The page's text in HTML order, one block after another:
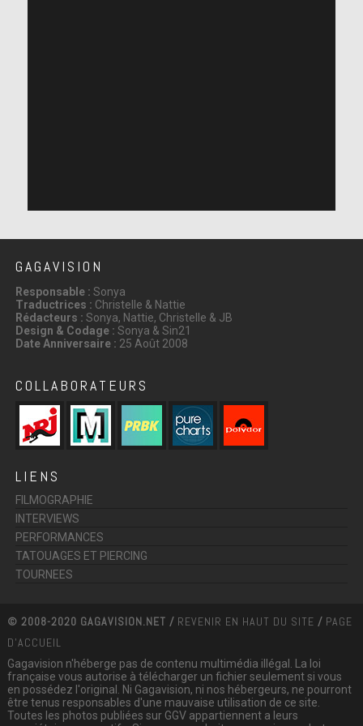
GAGAVISION
Responsable : Sonya
Traductrices : Christelle & Nattie
Rédacteurs : Sonya, Nattie, Christelle & JB
Design & Codage : Sonya & Sin21
Date Anniversaire : 25 Août 2008
COLLABORATEURS
LIENS
FILMOGRAPHIE
INTERVIEWS
PERFORMANCES
TATOUAGES ET PIERCING
TOURNEES
© 2008-2020 GAGAVISION.NET / REVENIR EN HAUT DU SITE / PAGE
D'ACCUEIL
Gagavision n'héberge pas de contenu multimédia illégal. La loi
française vous autorise à télécharger un fichier seulement si vous
en possédez l'original. Ni Gagavision, ni nos hébergeurs, ne pourront
être tenus responsables d'une mauvaise utilisation de ce site.
Toutes les photos publiées sur GGV appartiennent a leurs